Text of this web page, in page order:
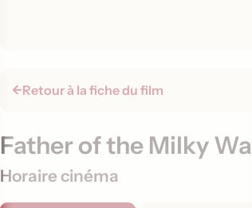
Retour à la fiche du film
Father of the Milky
Horaire cinéma